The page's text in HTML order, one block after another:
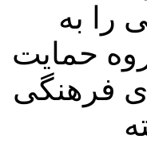
را به
حمایت
فرهنگی